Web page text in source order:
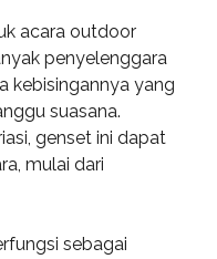
acara outdoor
penyelenggara
kebisingannya yang
suasana.
genset ini dapat
mulai dari
sebagai